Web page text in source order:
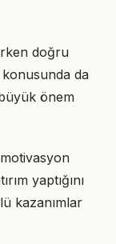
doğru
konusunda da
önem
yaptığını
kazanımlar